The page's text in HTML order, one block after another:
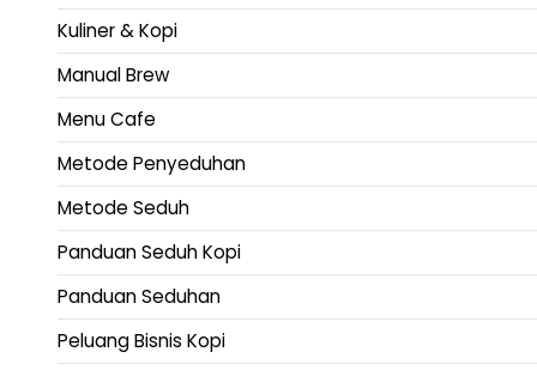
Kuliner & Kopi
Manual Brew
Menu Cafe
Metode Penyeduhan
Metode Seduh
Panduan Seduh Kopi
Panduan Seduhan
Peluang Bisnis Kopi